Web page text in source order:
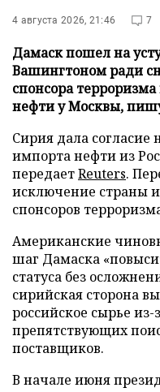
4 августа 2026, 21:46 7
Дамаск пошел на
Вашингтоном ради
спонсора
нефти у Москвы,
Сирия дала согласие
импорта нефти из
передаетReuters.
исключение страны
спонсоров
Американские
шаг Дамаска
статуса без
сирийская сторона
российское сырье
препятствующих
поставщиков.
В начале июня